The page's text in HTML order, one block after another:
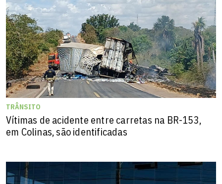
TRÂNSITO
Vítimas de acidente entre carretas na BR-153,
em Colinas, são identificadas